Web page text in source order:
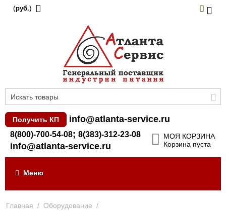
(руб.)
Получить КП info@atlanta-service.ru
8(800)-700-54-08; 8(383)-312-23-08
info@atlanta-service.ru
МОЯ КОРЗИНА
Корзина пуста
Меню
Главная / Оборудование /